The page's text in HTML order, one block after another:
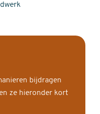
bijdragen
ze hieronder kort